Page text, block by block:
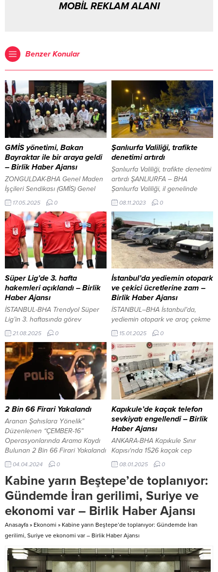
MOBİL REKLAM ALANI
Benzer Konular
GMİS yönetimi, Bakan
Bayraktar ile bir araya geldi
– Birlik Haber Ajansı
ZONGULDAK-BHA Genel Maden
İşçileri Sendikası (GMİS) Genel
Başkan Yardımcısı İsa Mutlu,
Genel Sekreter Yener
Arslanbuğa, Enerji ve Tabii
Kaybaklar Bakanı Alparslan
Bayraktar ile Türkiye Taşkömürü
Kurumu (TTK) Amasra Müessese
Müdürlüğü’nde bir araya geldi.
CHP Zonguldak teşkilatı GMİS’i
ziyaret etti Enerji ve Tabii
Kaynaklar Bakanı Alparslan
Bayraktar, beraberinde Bakan
Yardımcısı Abdullah...
17.05.2025 0
Şanlıurfa Valiliği, trafikte
denetimi artırdı
Şanlıurfa Valiliği, trafikte denetimi
artırdı ŞANLIURFA – BHA
Şanlıurfa Valiliği, il genelinde
trafik kazalarını önlemek
amacıyla tedbirleri artırdı.
Şanlıurfa Valisi Hasan Şıldak,
sosyal medya hesabından yaptığı
paylaşımda son bir ayda bin 758
aracın trafikten men edildiğini
açıkladı. Şıldak, yaptığı
açıklamada, şu ifadeleri kullandı:
“Trafik Kurallarına Uyulmaması
Nedeniyle Pek Çok İnsanımızın...
08.11.2023 0
Süper Lig’de 3. hafta
hakemleri açıklandı – Birlik
Haber Ajansı
İSTANBUL-BHA Trendyol Süper
Lig’in 3. haftasında görev
yapacak hakemler belli oldu.
Hafta boyunca 22-25 Ağustos
tarihleri arasında oynanacak
maçlarda düdük çalacak isimler
Türkiye Futbol Federasyonu
tarafından duyuruldu. Ertelenen
karşılaşmalar Avrupa
kupalarında mücadele eden
takımlar nedeniyle, Konyaspor –
Beşiktaş, Çaykur Rizespor –
RAMS Başakşehir ve
Samsunspor – Kasımpaşa
maçları ileri bir...
21.08.2025 0
İstanbul’da yediemin otopark
ve çekici ücretlerine zam –
Birlik Haber Ajansı
İSTANBUL–BHA İstanbul’da,
yediemin otopark ve araç çekme
ücretlerine önemli bir artış
yapıldı. İstanbul Büyükşehir
Belediyesi (İBB) Ulaşım
Koordinasyon Merkezi (UKOME)
tarafından alınan karar
doğrultusunda, söz konusu
ücretler yüzde 39,65 ile yüzde
50 arasında zamlandı. İBB Genel
Sekreter Yardımcısı Gürkan
Akgün başkanlığında Çırpıcı
Sosyal Tesisleri’nde
gerçekleştirilen UKOME
toplantısında, Türk Polis
Teşkilatını...
15.01.2025 0
2 Bin 66 Firari Yakalandı
Aranan Şahıslara Yönelik”
Düzenlenen “ÇEMBER-16”
Operasyonlarında Arama Kaydı
Bulunan 2 Bin 66 Firari Yakalandı
4 Nisan 2024, 13:25 yayınlandı 2
Bin 66 Firari Yakalandı İçişleri
Bakanı Ali Yerlikaya, aranan
şahısların yakalanması için 81
ilde 4 gündür yürütülen
“ÇEMBER-16” operasyonlarında 2
açıkladı. 81 ilde 4 gündür devam...
04.04.2024 0
Kapıkule’de kaçak telefon
sevkiyatı engellendi – Birlik
Haber Ajansı
ANKARA-BHA Kapıkule Sınır
Kapısı‘nda 1526 kaçak cep
telefonu ele geçirildi. Gümrük
Muhafaza Kaçakçılık ve İstihbarat
Müdürlüğü ekiplerince Kapıkule
Sınır Kapısı’ndan yurda giriş
yapmak isteyen tır, risk analizi
kapsamında incelemeye alındı. X-
ray taramasına alınan tırın
dorsesinde yoğunluk belirlendi.
Aramada, dorsenin tabanına
gizlenmiş 1526 cep telefonu ve
cep telefonu kılıfı ele geçirildi....
08.01.2025 0
Kabine yarın Beştepe’de toplanıyor:
Gündemde İran gerilimi, Suriye ve
ekonomi var – Birlik Haber Ajansı
Anasayfa » Ekonomi » Kabine yarın Beştepe’de toplanıyor: Gündemde İran
gerilimi, Suriye ve ekonomi var – Birlik Haber Ajansı